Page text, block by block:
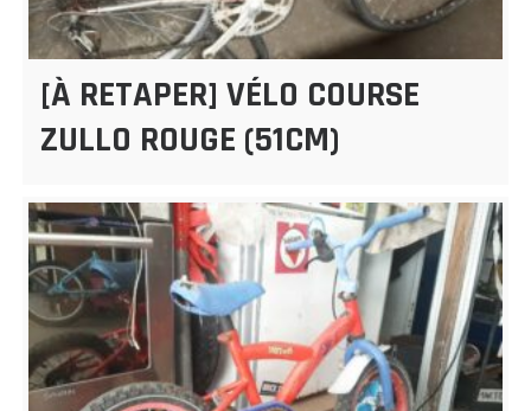
[À RETAPER] VÉLO COURSE
ZULLO ROUGE (51CM)